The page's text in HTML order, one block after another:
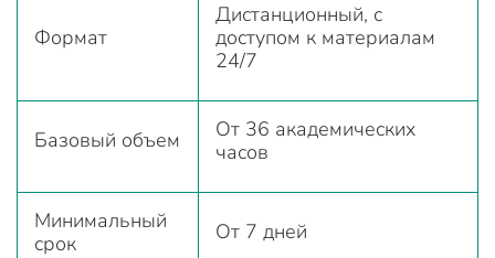
Формат
Дистанционный, с
доступом к материалам
24/7
Базовый объем
От 36 академических
часов
Минимальный
срок
От 7 дней